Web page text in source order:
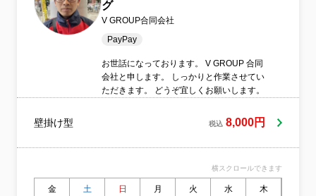
グ
V GROUP合同会社
PayPay
お世話になっております。 V GROUP 合同
会社と申します。 しっかりと作業させてい
ただきます。 どうぞ宜しくお願いします。
壁掛け型 税込 8,000円
横スクロールできます
金 土 日 月 火 水 木